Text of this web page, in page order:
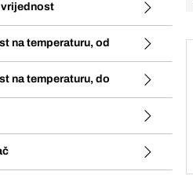
na temperaturu, od
na temperaturu, do